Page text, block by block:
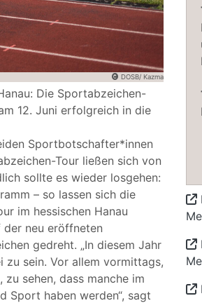
DOSB/ Kazma
Die Sportabzeichen-
12. Juni erfolgreich in die
Sportbotschafter*innen
Tour ließen sich von
sollte es wieder losgehen:
– so lassen sich die
im hessischen Hanau
der neu eröffneten
gedreht. „In diesem Jahr
sein. Vor allem vormittags,
sehen, dass manche im
Sport haben werden“, sagt